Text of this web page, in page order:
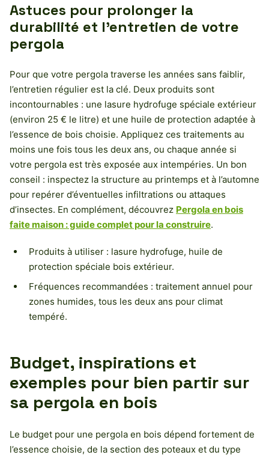
Astuces pour prolonger la
durabilité et l’entretien de votre
pergola
Pour que votre pergola traverse les années sans faiblir,
l’entretien régulier est la clé. Deux produits sont
incontournables : une lasure hydrofuge spéciale extérieur
(environ 25 € le litre) et une huile de protection adaptée à
l’essence de bois choisie. Appliquez ces traitements au
moins une fois tous les deux ans, ou chaque année si
votre pergola est très exposée aux intempéries. Un bon
conseil : inspectez la structure au printemps et à l’automne
pour repérer d’éventuelles infiltrations ou attaques
d’insectes. En complément, découvrez Pergola en bois
faite maison : guide complet pour la construire.
Produits à utiliser : lasure hydrofuge, huile de
protection spéciale bois extérieur.
Fréquences recommandées : traitement annuel pour
zones humides, tous les deux ans pour climat
tempéré.
Budget, inspirations et
exemples pour bien partir sur
sa pergola en bois
Le budget pour une pergola en bois dépend fortement de
l’essence choisie, de la section des poteaux et du type